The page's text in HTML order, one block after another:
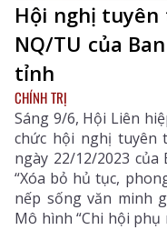
Hội nghị
NQ/TU của
tỉnh
CHÍNH TRỊ
Sáng 9/6, Hội Liên
chức hội nghị tuyên
ngày 22/12/2023
“Xóa bỏ hủ tục,
nếp sống văn minh
Mô hình “Chi hội